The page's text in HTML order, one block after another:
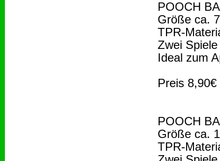
POOCH
Größe ca.
TPR-
Zwei
Ideal zum
Preis 8,90€
POOCH
Größe ca.
TPR-